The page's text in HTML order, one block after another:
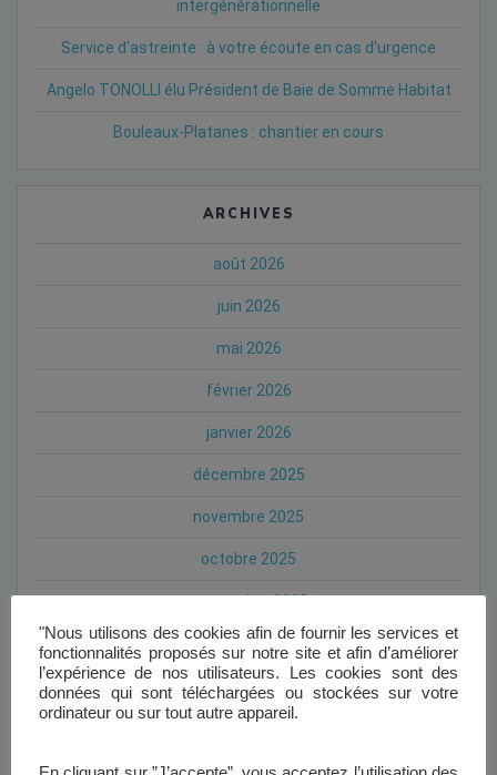
intergénérationnelle
Service d’astreinte : à votre écoute en cas d’urgence
Angelo TONOLLI élu Président de Baie de Somme Habitat
Bouleaux-Platanes : chantier en cours
ARCHIVES
août 2026
juin 2026
mai 2026
février 2026
janvier 2026
décembre 2025
novembre 2025
octobre 2025
septembre 2025
juillet 2025
mai 2025
avril 2025
mars 2025
"Nous utilisons des cookies afin de fournir les services et
fonctionnalités proposés sur notre site et afin d’améliorer
l’expérience de nos utilisateurs. Les cookies sont des
données qui sont téléchargées ou stockées sur votre
ordinateur ou sur tout autre appareil.